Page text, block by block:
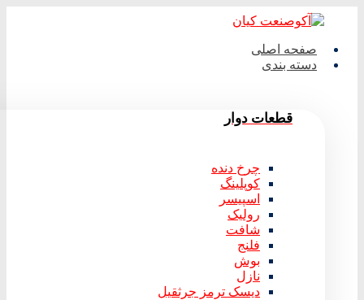
صفحه اصلی
دسته بندی
قطعات دوار
چرخ دنده
کوپلینگ
اسپیسر
رولیک
شافت
فلنج
بوش
نازل
دیسک ترمز جرثقیل